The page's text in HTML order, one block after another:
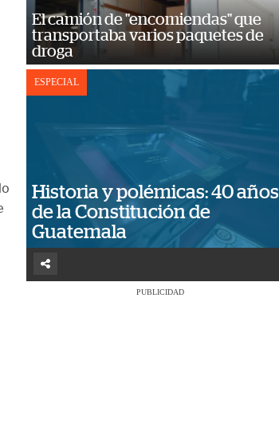
El camión de "encomiendas" que
transportaba varios paquetes de
droga
ESPECIAL
Historia y polémicas: 40 años
de la Constitución de
Guatemala
PUBLICIDAD